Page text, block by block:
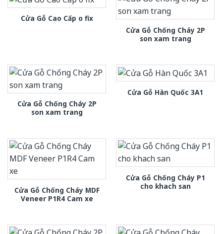
Cửa Gỗ Cao Cấp o fix
Cửa Gỗ Chống Cháy 2P
son xam trang
Cửa Gỗ Chống Cháy 2P
son xam trang
Cửa Gỗ Hàn Quốc 3A1
Cửa Gỗ Chống Cháy MDF
Veneer P1R4 Cam xe
Cửa Gỗ Chống Cháy P1
cho khach san